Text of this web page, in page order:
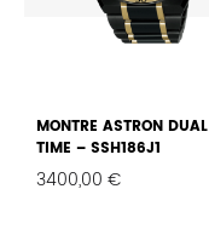
MONTRE ASTRON DUAL
TIME – SSH186J1
3400,00 €